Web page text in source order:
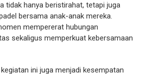
tidak hanya beristirahat, tetapi juga
bersama anak-anak mereka.
mempererat hubungan
sekaligus memperkuat kebersamaan
ini juga menjadi kesempatan